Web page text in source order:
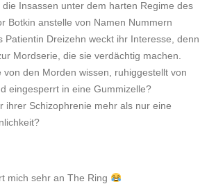
die Insassen unter dem harten Regime des
Botkin anstelle von Namen Nummern
Patientin Dreizehn weckt ihr Interesse, denn
Mordserie, die sie verdächtig machen.
von den Morden wissen, ruhiggestellt von
eingesperrt in eine Gummizelle?
ihrer Schizophrenie mehr als nur eine
mich sehr an The Ring